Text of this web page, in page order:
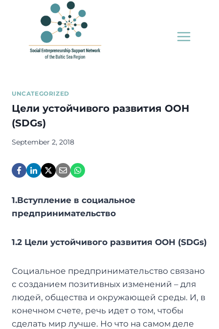
UNCATEGORIZED
Цели устойчивого развития ООН
(SDGs)
September 2, 2018
1.Вступление в социальное
предпринимательство
1.2 Цели устойчивого развития ООН (SDGs)
Социальное предпринимательство связано
с созданием позитивных изменений – для
людей, общества и окружающей среды. И, в
конечном счете, речь идет о том, чтобы
сделать мир лучше. Но что на самом деле